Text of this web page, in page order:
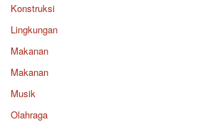
Konstruksi
Lingkungan
Makanan
Makanan
Musik
Olahraga